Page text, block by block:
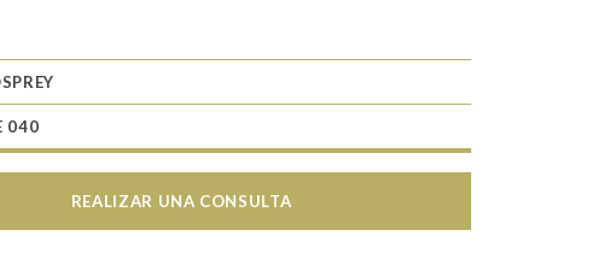
040
REALIZAR UNA CONSULTA